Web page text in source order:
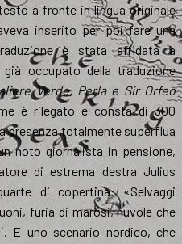
a fronte in lingua originale
inserito per poi fare una
è stata affidata a
occupato della traduzione
Verde, Perla e Sir Orfeo
è rilegato e consta di 300
presenza totalmente superflua
noto giornalista in pensione,
di estrema destra Julius
di copertina: «Selvaggi
furia di marosi, nuvole che
E uno scenario nordico, che